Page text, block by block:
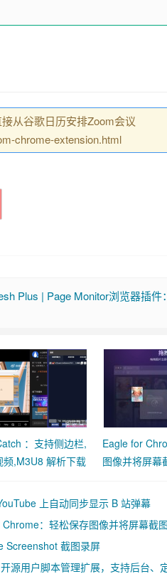
从谷歌日历安排Zoom会议
chrome-extension.html
Plus | Page Monitor浏览器插件
：支持侧边栏,
频,M3U8 解析下载
Eagle for
图像并将屏幕
上自动同步显示 B 站弹幕
：轻松保存图像并将屏幕截
Screenshot 截图录屏
源用户脚本管理扩展，支持后台、